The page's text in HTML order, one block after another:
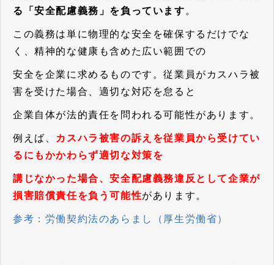
る「安全配慮義務」を負っています 。
この義務は単に物理的な安全を確保するだけでな
く、精神的な健康も含めた広い範囲での
安全を企業に求めるものです。従業員がカスハラ被
害を受けた場合、適切な対応を怠ると
企業自体が法的責任を問われる可能性があります。
例えば、 カスハラ被害の訴えを従業員から受けてい
るにもかかわらず適切な対策を
講じなかった場合、安全配慮義務違反として企業が
損害賠償責任を負う可能性があります。
参考：労働契約法のあらまし（厚生労働省）